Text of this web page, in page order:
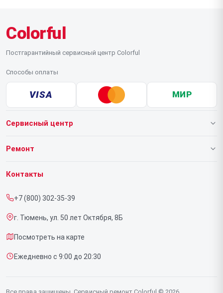
Colorful
Постгарантийный сервисный центр Colorful
Способы оплаты
VISA МИР
Сервисный центр
О нашем сервисе
Срочный ремонт
Доставка и способы оплаты
Диагностика
Контакты
Ремонт
Ноутбуков
Контакты
+7 (800) 302-35-39
г. Тюмень, ул. 50 лет Октября, 8Б
Посмотреть на карте
Ежедневно с 9:00 до 20:30
Все права защищены. Сервисный ремонт Colorful © 2026